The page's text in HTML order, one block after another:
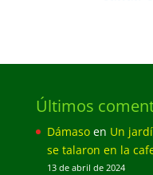
Últimos
Dámasoen Un
se talaron en la
13 de abril de 2024